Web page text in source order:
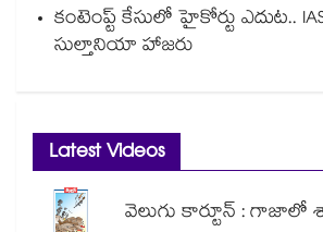
కంటెంప్ట్ కేసులో హైకోర్టు ఎదుట..
సుల్తానియా హాజరు
Latest Videos
వెలుగు కార్టూన్ : గాజాలో